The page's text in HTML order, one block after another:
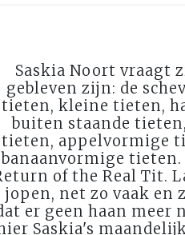
Saskia Noort vraagt
gebleven zijn: de
tieten, kleine tieten,
buiten staande
tieten, appelvormige
banaanvormige
of the Real Tit.
jopen, net zo vaak en
er geen haan meer
Saskia's